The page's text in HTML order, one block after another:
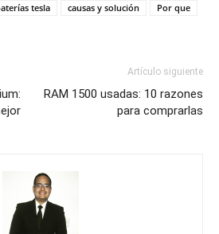
tesla causas y solución Por que
Artículo siguiente
RAM 1500 usadas: 10 razones
para comprarlas